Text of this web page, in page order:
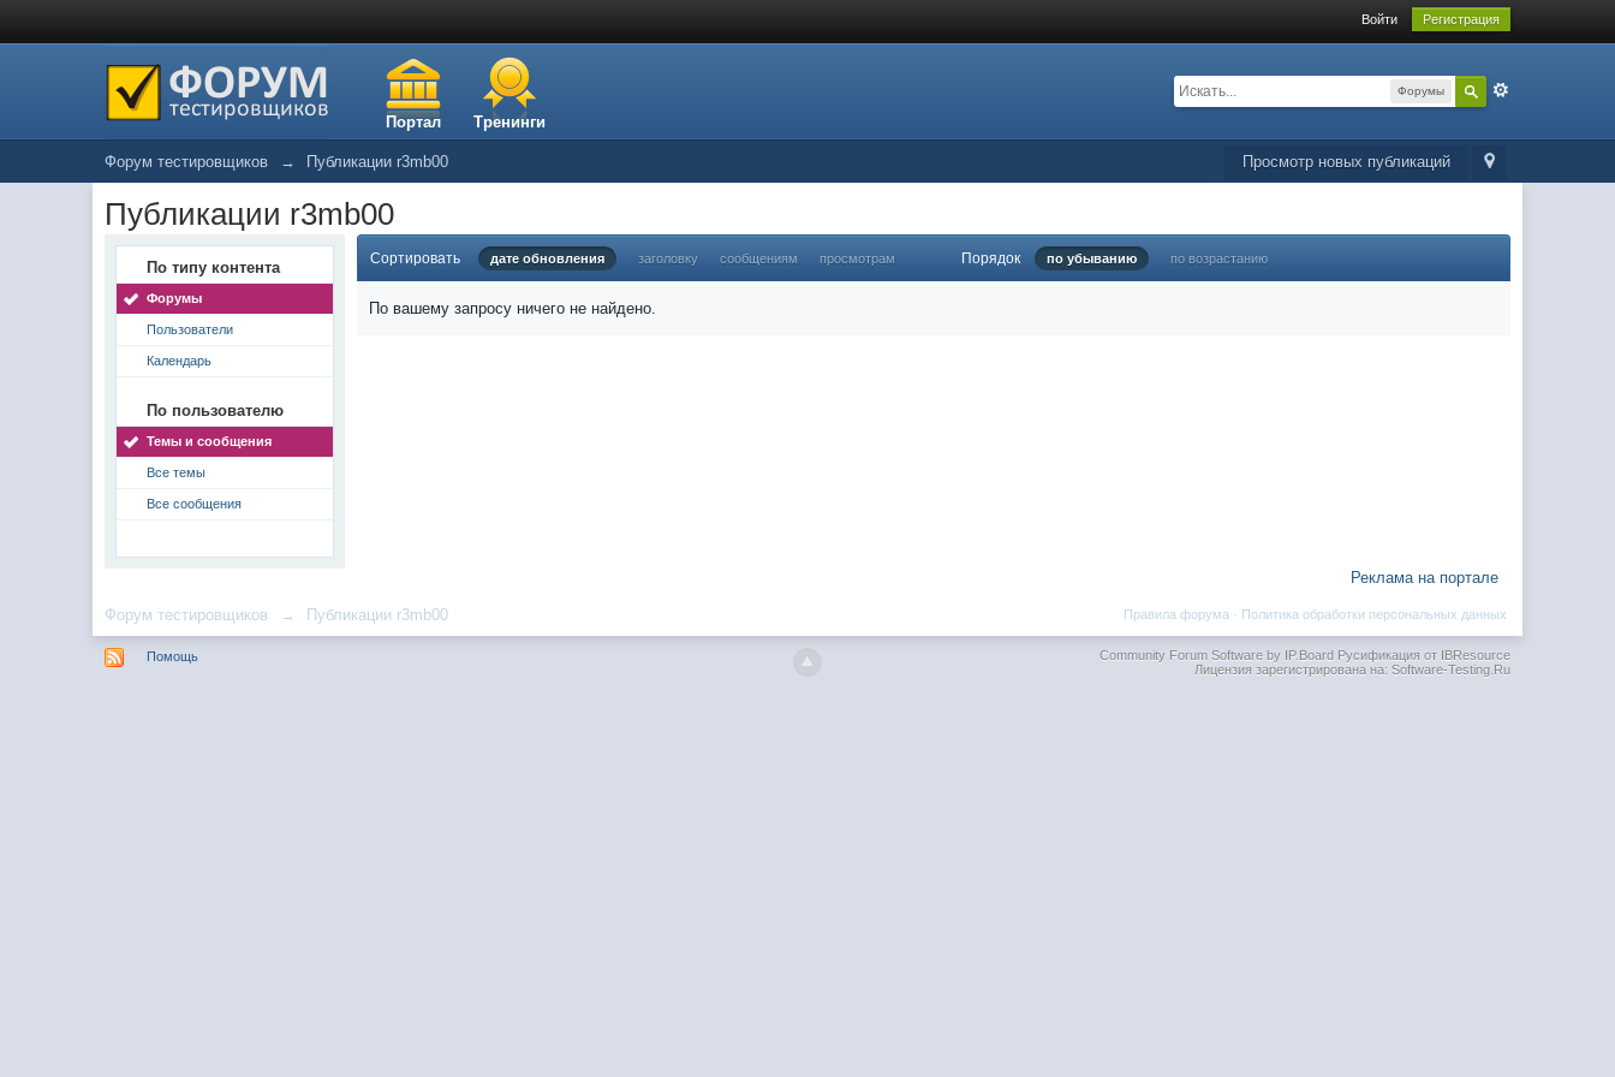
Войти Регистрация
Портал Тренинги
Форумы
Просмотр новых публикаций
Форум тестировщиков → Публикации r3mb00
Публикации r3mb00
По типу контента
Форумы
Пользователи
Календарь
По пользователю
Темы и сообщения
Все темы
Все сообщения
Сортировать дате обновления заголовку сообщениям просмотрам Порядок по убыванию по возрастанию
По вашему запросу ничего не найдено.
Реклама на портале
Форум тестировщиков → Публикации r3mb00 Политика обработки персональных данных
Правила форума ·
Помощь Community Forum Software by IP.BoardРусификация от IBResource
Лицензия зарегистрирована на: Software-Testing.Ru